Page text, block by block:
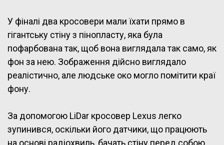
У фіналі два кросовери мали їхати прямо в
гігантську стіну з пінопласту, яка була
пофарбована так, щоб вона виглядала так само, як
фон за нею. Зображення дійсно виглядало
реалістично, але людське око могло помітити краї
фону.
За допомогою LiDar кросовер Lexus легко
зупинився, оскільки його датчики, що працюють
на основі радіохвиль, бачать стіну перед собою.